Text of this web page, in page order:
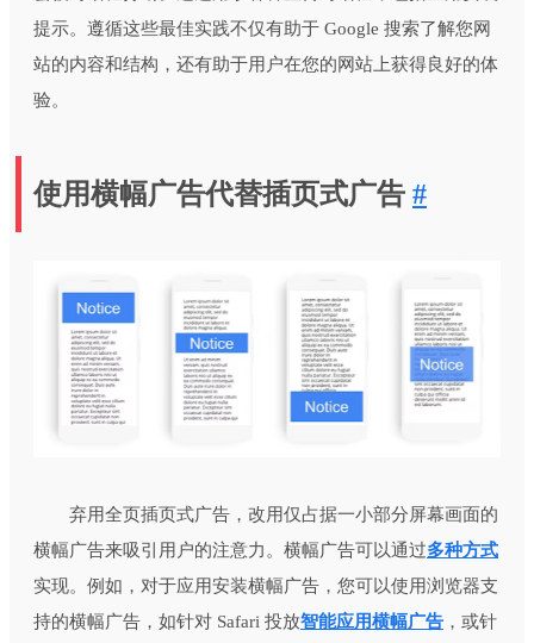
提示。遵循这些最佳实践不仅有助于 Google 搜索了解您网
站的内容和结构，还有助于用户在您的网站上获得良好的体
验。
使用横幅广告代替插页式广告 #
弃用全页插页式广告，改用仅占据一小部分屏幕画面的
横幅广告来吸引用户的注意力。横幅广告可以通过多种方式
实现。例如，对于应用安装横幅广告，您可以使用浏览器支
持的横幅广告，如针对 Safari 投放智能应用横幅广告 ，或针